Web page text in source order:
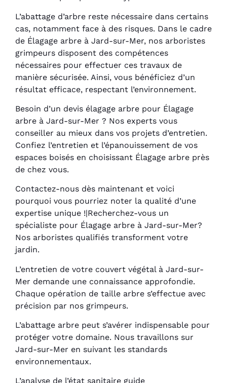
L’abattage d’arbre reste nécessaire dans certains
cas, notamment face à des risques. Dans le cadre
de Élagage arbre à Jard-sur-Mer, nos arboristes
grimpeurs disposent des compétences
nécessaires pour effectuer ces travaux de
manière sécurisée. Ainsi, vous bénéficiez d’un
résultat efficace, respectant l’environnement.
Besoin d’un devis élagage arbre pour Élagage
arbre à Jard-sur-Mer ? Nos experts vous
conseiller au mieux dans vos projets d’entretien.
Confiez l’entretien et l’épanouissement de vos
espaces boisés en choisissant Élagage arbre près
de chez vous.
Contactez-nous dès maintenant et voici
pourquoi vous pourriez noter la qualité d’une
expertise unique !|Recherchez-vous un
spécialiste pour Élagage arbre à Jard-sur-Mer?
Nos arboristes qualifiés transforment votre
jardin.
L’entretien de votre couvert végétal à Jard-sur-
Mer demande une connaissance approfondie.
Chaque opération de taille arbre s’effectue avec
précision par nos grimpeurs.
L’abattage arbre peut s’avérer indispensable pour
protéger votre domaine. Nous travaillons sur
Jard-sur-Mer en suivant les standards
environnementaux.
L’analyse de l’état sanitaire guide